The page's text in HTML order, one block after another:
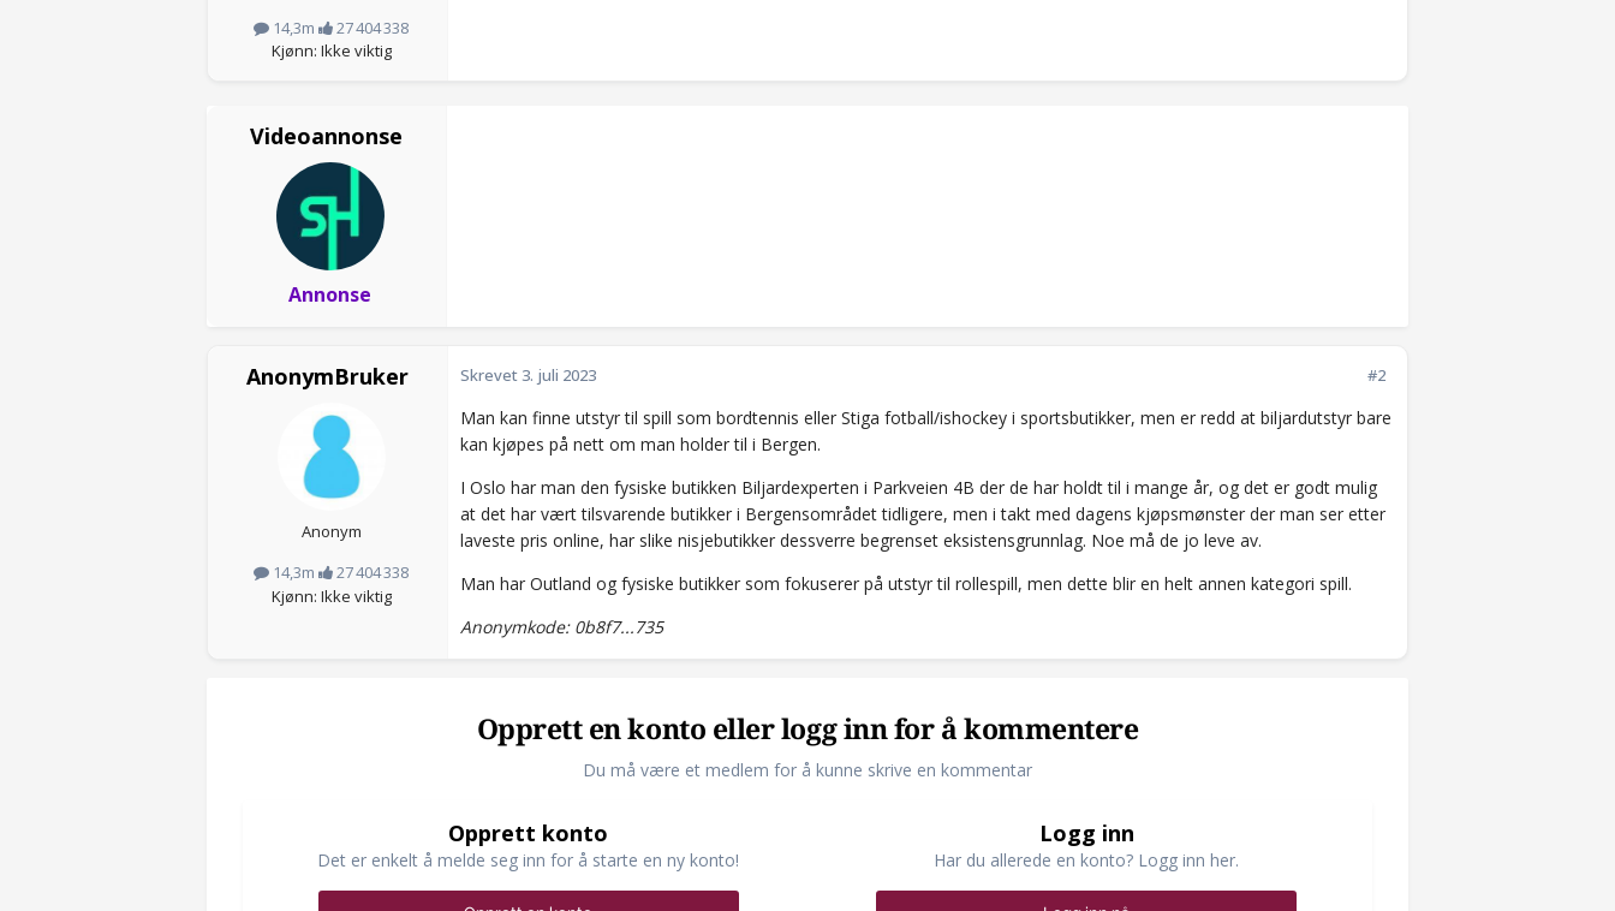
14,3m
27 404 338
Kjønn: Ikke viktig
Videoannonse
Annonse
AnonymBruker
Anonym
14,3m
27 404 338
Kjønn: Ikke viktig
#2
Skrevet 3. juli 2023
Man kan finne utstyr til spill som bordtennis eller Stiga fotball/ishockey i sportsbutikker, men er redd at biljardutstyr bare
kan kjøpes på nett om man holder til i Bergen.
I Oslo har man den fysiske butikken Biljardexperten i Parkveien 4B der de har holdt til i mange år, og det er godt mulig
at det har vært tilsvarende butikker i Bergensområdet tidligere, men i takt med dagens kjøpsmønster der man ser etter
laveste pris online, har slike nisjebutikker dessverre begrenset eksistensgrunnlag. Noe må de jo leve av.
Man har Outland og fysiske butikker som fokuserer på utstyr til rollespill, men dette blir en helt annen kategori spill.
Anonymkode: 0b8f7...735
Opprett en konto eller logg inn for å kommentere
Du må være et medlem for å kunne skrive en kommentar
Opprett konto
Det er enkelt å melde seg inn for å starte en ny konto!
Logg inn
Har du allerede en konto? Logg inn her.